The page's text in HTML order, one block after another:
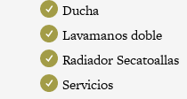
Ducha
Lavamanos doble
Radiador Secatoallas
Servicios